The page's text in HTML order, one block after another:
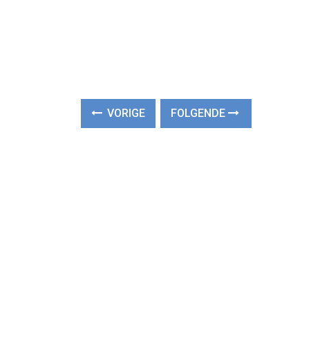
VORIGE FOLGENDE